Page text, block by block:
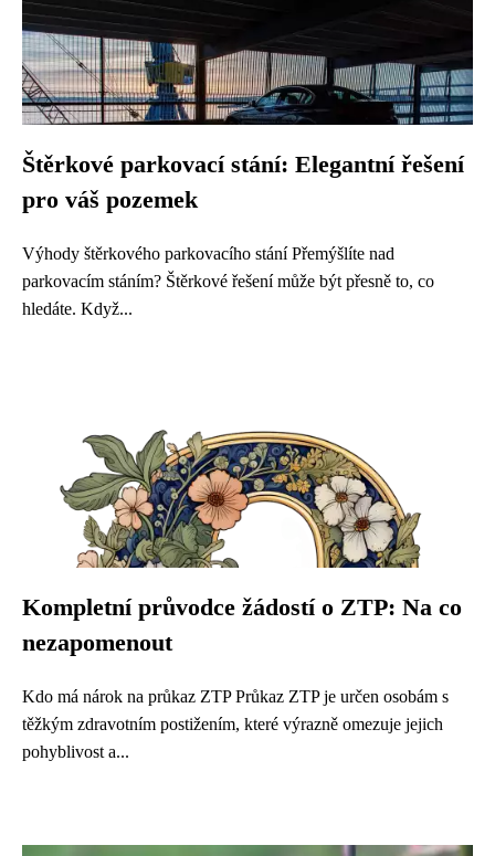
Štěrkové parkovací stání: Elegantní řešení
pro váš pozemek
Výhody štěrkového parkovacího stání Přemýšlíte nad
parkovacím stáním? Štěrkové řešení může být přesně to, co
hledáte. Když...
Kompletní průvodce žádostí o ZTP: Na co
nezapomenout
Kdo má nárok na průkaz ZTP Průkaz ZTP je určen osobám s
těžkým zdravotním postižením, které výrazně omezuje jejich
pohyblivost a...